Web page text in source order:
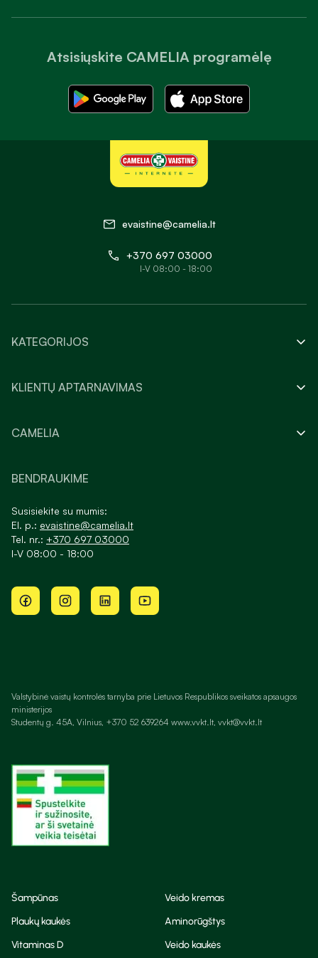
Atsisiųskite CAMELIA programėlę
evaistine@camelia.lt
+370 697 03000
I-V 08:00 - 18:00
KATEGORIJOS
KLIENTŲ APTARNAVIMAS
CAMELIA
BENDRAUKIME
Susisiekite su mumis:
El. p.: evaistine@camelia.lt
Tel. nr.: +370 697 03000
I-V 08:00 - 18:00
Valstybinė vaistų kontrolės tarnyba prie Lietuvos Respublikos sveikatos apsaugos
ministerijos
Studentų g. 45A, Vilnius, +370 52 639264 www.vvkt.lt, vvkt@vvkt.lt
Šampūnas
Veido kremas
Plaukų kaukės
Aminorūgštys
Vitaminas D
Veido kaukės